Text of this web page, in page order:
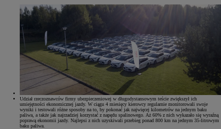
Udział rzeczoznawców firmy ubezpieczeniowej w długodystansowym teście zwiększył ich
umiejętności ekonomicznej jazdy. W ciągu 4 miesięcy kierowcy regularnie monitorowali swoje
wyniki i testowali różne sposoby na to, by pokonać jak najwięcej kilometrów na jednym baku
paliwa, a także jak najrzadziej korzystać z napędu spalinowego. Aż 60% z nich wykazało się wyraźną
poprawą ekonomii jazdy. Najlepsi z nich uzyskiwali przebieg ponad 800 km na jednym 35-litrowym
baku paliwa.